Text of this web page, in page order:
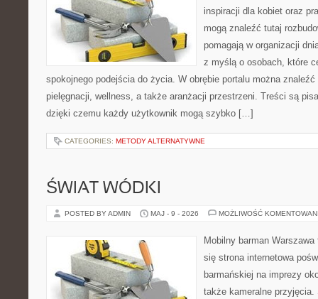
inspiracji dla kobiet oraz
mogą znaleźć tutaj
pomagają w organizacji
z myślą o osobach, które
spokojnego podejścia do życia. W obrębie portalu można
pielęgnacji, wellness, a także aranżacji przestrzeni. Treści są
dzięki czemu każdy użytkownik mogą szybko […]
CATEGORIES: METODY ALTERNATYWNE
ŚWIAT WÓDKI
POSTED BY ADMIN MAJ - 9 - 2026 MOŻLIWOŚĆ
Mobilny barman
się strona internetowa
barmańskiej na imprezy
także kameralne